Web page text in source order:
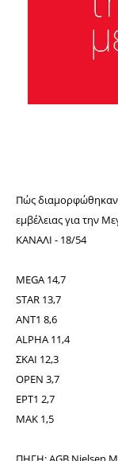
Πώς διαμορφώθηκαν
εμβέλειας γιατην
ΚΑΝΑΛΙ - 18/54
MEGA 14,7
STAR 13,7
ANT1 8,6
ALPHA 11,4
ΣΚΑΙ 12,3
ΟPEN 3,7
ΕΡΤ1 2,7
ΜΑΚ 1,5